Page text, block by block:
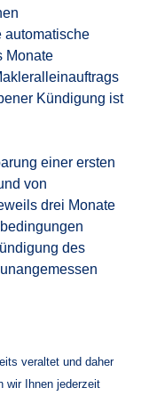
automatische
Monate
Kündigung ist
einer ersten
von
drei Monate
des
veraltet und daher
wir Ihnen jederzeit